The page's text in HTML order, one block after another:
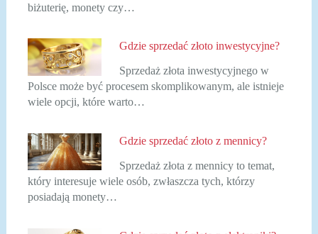
biżuterię, monety czy…
Gdzie sprzedać złoto inwestycyjne?
Sprzedaż złota inwestycyjnego w
Polsce może być procesem skomplikowanym, ale istnieje
wiele opcji, które warto…
Gdzie sprzedać złoto z mennicy?
Sprzedaż złota z mennicy to temat,
który interesuje wiele osób, zwłaszcza tych, którzy
posiadają monety…